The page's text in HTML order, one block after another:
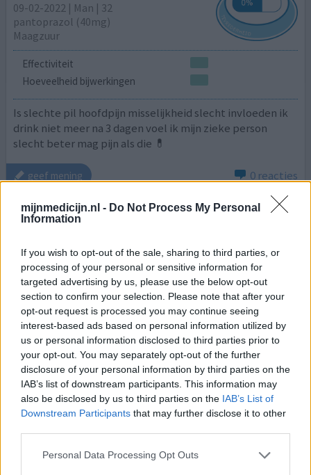
mijnmedicijn.nl - Do Not Process My Personal
Information
If you wish to opt-out of the sale, sharing to third parties, or
processing of your personal or sensitive information for
targeted advertising by us, please use the below opt-out
section to confirm your selection. Please note that after your
opt-out request is processed you may continue seeing
interest-based ads based on personal information utilized by
us or personal information disclosed to third parties prior to
your opt-out. You may separately opt-out of the further
disclosure of your personal information by third parties on the
IAB’s list of downstream participants. This information may
also be disclosed by us to third parties on the IAB’s List of
Downstream Participants that may further disclose it to other
Personal Data Processing Opt Outs
09-02-2022 | Man | 32
pantoprazol (40mg)
Maagzuur
Effectiviteit
Hoeveelheid bijwerkingen
Is slechte pil hoofdpijn misselijkheid slecht invloeden ik
drink niet meer na 3 dagen voel ik mijn zieke person
slecht beter mag pijn als die 💊
geef mening 0 reacties
25-09-2019 | Man | 39
pantoprazol (40mg)
Maagzuur
Effectiviteit
Hoeveelheid bijwerkingen
Bij de apotheek kreeg ik een briefje waarop stond: "geen
veel voorkomende bijwerkingen bekend"... en volgens de
MDL arts waren maagbeschermers / -remmers zo
ongeveer de meest gebruikte medicijnen in nederland;
Na een dag of 3 begon ik me erg verward te voelen. Dat
klacht[lees meer...]